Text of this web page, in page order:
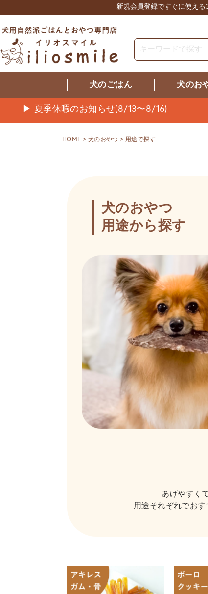
新規会員登録ですぐに使える
犬のごはん 犬のお
▶ 夏季休暇のお知らせ(8/13〜8/16)
HOME 犬のおやつ 用途で探す
犬のおやつ
用途から探す
あげやすく
用途それぞれでお